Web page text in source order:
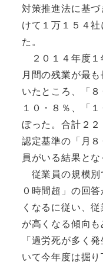
対策推進法に基
けて１万１５４
た。
２０１４年度１
月間の残業が最
いたところ、「
１０・８％、「
ぼった。合計２
認定基準の「月
員がいる結果とな
従業員の規模別
０時間超」の回
くなるに従い、
が高くなる傾向
「過労死が多く
いて今年度は掘